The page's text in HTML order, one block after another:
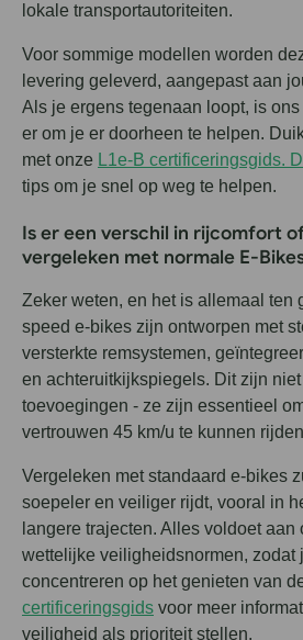
lokale transportautoriteiten.
Voor sommige modellen worden
levering geleverd, aangepast aan
Als je ergens tegenaan loopt, is
er om je er doorheen te helpen.
met onze L1e-B certificeringsgids.
tips om je snel op weg te helpen.
Is er een verschil in rijcomfort
vergeleken met normale E-
Zeker weten, en het is allemaal ten
speed e-bikes zijn ontworpen met
versterkte remsystemen,
en achteruitkijkspiegels. Dit zijn
toevoegingen - ze zijn essentieel
vertrouwen 45 km/u te kunnen
Vergeleken met standaard e-bikes
soepeler en veiliger rijdt, vooral in
langere trajecten. Alles voldoet aan
wettelijke veiligheidsnormen, zodat
concentreren op het genieten van
certificeringsgids voor meer
veiligheid als prioriteit stellen.